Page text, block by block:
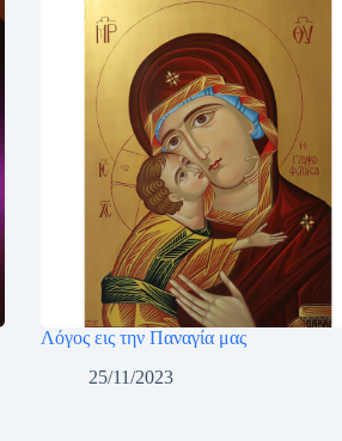
Λόγος εις την Παναγία μας
25/11/2023